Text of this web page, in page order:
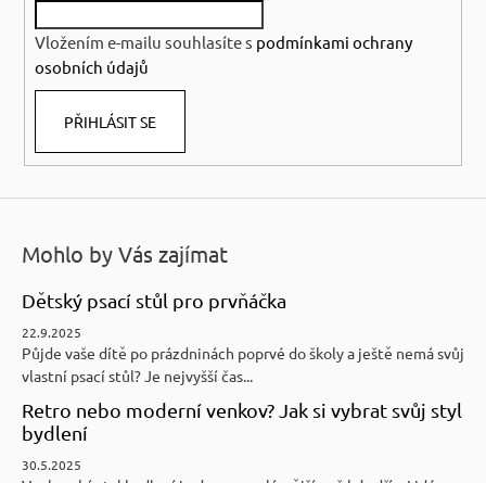
Vložením e-mailu souhlasíte s podmínkami ochrany
osobních údajů
PŘIHLÁSIT SE
Mohlo by Vás zajímat
Dětský psací stůl pro prvňáčka
22.9.2025
Půjde vaše dítě po prázdninách poprvé do školy a ještě nemá svůj
vlastní psací stůl? Je nejvyšší čas...
Retro nebo moderní venkov? Jak si vybrat svůj styl
bydlení
30.5.2025